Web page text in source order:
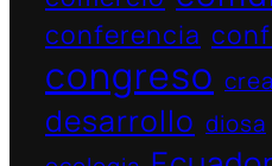
conferencia
congreso
desarrollo diosa